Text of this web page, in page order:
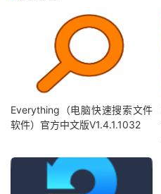
Everything（电脑快速搜索文件
软件）官方中文版V1.4.1.1032